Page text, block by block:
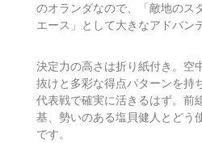
のオランダなので、「敵地のス
エース」として大きなアドバン
決定力の高さは折り紙付き。空
抜けと多彩な得点パターンを持
代表戦で確実に活きるはず。前
基、勢いのある塩貝健人とどう
です。